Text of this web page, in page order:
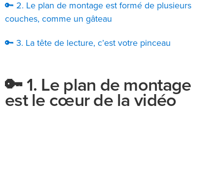
🔑 1. Le plan de montage
est le cœur de la vidéo
🔑 2. Le plan de montage est formé de plusieurs
couches, comme un gâteau
🔑 3. La tête de lecture, c’est votre pinceau